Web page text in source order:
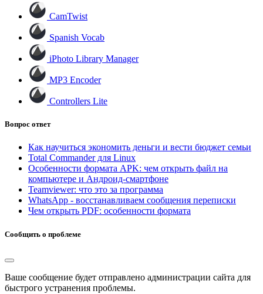
CamTwist
Spanish Vocab
iPhoto Library Manager
MP3 Encoder
Controllers Lite
Вопрос ответ
Как научиться экономить деньги и вести бюджет семьи
Total Commander для Linux
Особенности формата APK: чем открыть файл на
компьютере и Андроид-смартфоне
Teamviewer: что это за программа
WhatsApp - восстанавливаем сообщения переписки
Чем открыть PDF: особенности формата
Сообщить о проблеме
Ваше сообщение будет отправлено администрации сайта для
быстрого устранения проблемы.